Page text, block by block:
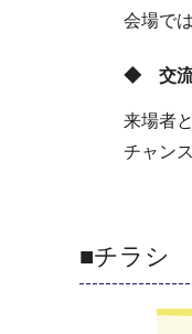
会場で
◆ 交
来場者
チャン
■チラシ